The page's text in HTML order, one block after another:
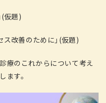
(仮題)
ス改善のために」(仮題)
療のこれからについて考え
ます。